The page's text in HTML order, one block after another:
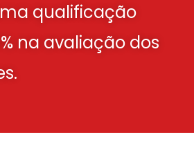
qualificação
na avaliação dos